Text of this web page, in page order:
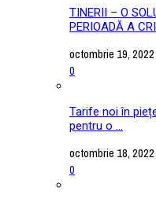
TINERII – O
PERIOADĂ A
octombrie 19, 2022
0
Tarife noi în
pentru o ...
octombrie 18, 2022
0